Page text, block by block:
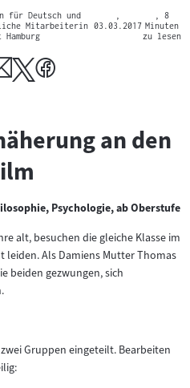
für Deutsch und
Mitarbeiterin
03.03.2017
, 8
Minuten
zu lesen
an den
Psychologie, ab Oberstufe
alt, besuchen die gleiche Klasse im
Als Damiens Mutter Thomas
beiden gezwungen, sich
Gruppen eingeteilt. Bearbeiten